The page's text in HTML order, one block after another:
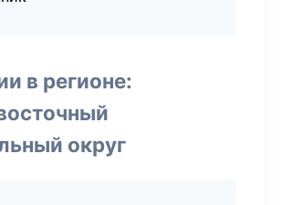
в регионе:
округ